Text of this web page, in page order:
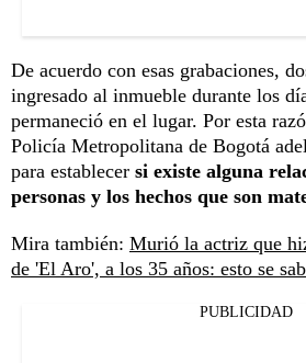
De acuerdo con esas grabaciones,
ingresado al inmueble durante los
permaneció en el lugar. Por esta
Policía Metropolitana de Bogotá
para establecer si existe alguna
personas y los hechos que son
Mira también: Murió la actriz que
de 'El Aro', a los 35 años: esto se
PUBLICIDAD